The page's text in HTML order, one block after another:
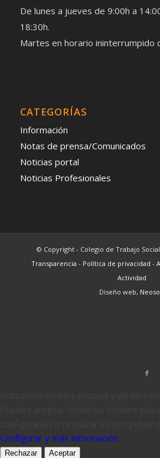
De lunes a jueves de 9:00h a
18:30h.
Martes en horario ininterrumpido
CATEGORÍAS
Información
Notas de prensa/Comunicados
Noticias portal
Noticias Profesionales
© Copyright - Colegio de Trabajo
Transparencia - Política de privacidad -
Actividad
Diseño web,
Configurar y más información
Rechazar Aceptar